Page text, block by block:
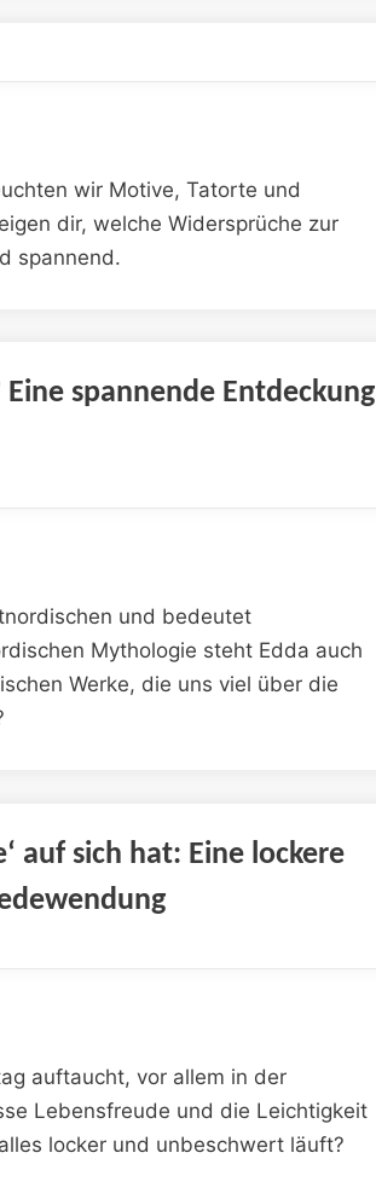
wir Motive, Tatorte und
dir, welche Widersprüche zur
spannend.
spannende Entdeckung
und bedeutet
Mythologie steht Edda auch
Werke, die uns viel über die
auf sich hat: Eine lockere
auftaucht, vor allem in der
Lebensfreude und die Leichtigkeit
locker und unbeschwert läuft?